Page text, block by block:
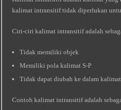
kalimat intransitif tidak diperlukan
Ciri-ciri kalimat intransitif adalah
Tidak memiliki objek
Memiliki pola kalimat S-P
Tidak dapat diubah ke dalam
Contoh kalimat intransitif adalah